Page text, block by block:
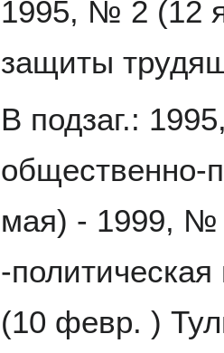
1995, № 2 (12
защиты
В подзаг.:
общественно-
мая) - 1999, №
-
(10 февр. )